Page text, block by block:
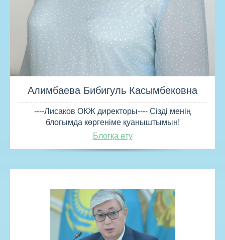
Алимбаева Бибигуль Касымбековна
----Лисаков ОКЖ директоры---- Сізді менің
блогымда көргеніме қуаныштымын!
Блогқа өту